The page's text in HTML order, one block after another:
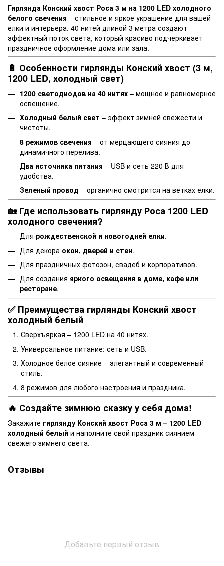
Гирлянда Конский хвост Роса 3 м на 1200 LED холодного
белого свечения – стильное и яркое украшение для вашей
елки и интерьера. 40 нитей длиной 3 метра создают
эффектный поток света, который красиво подчеркивает
праздничное оформление дома или зала.
🔋 Особенности гирлянды Конский хвост (3 м,
1200 LED, холодный свет)
1200 светодиодов на 40 нитях – мощное и равномерное
освещение.
Холодный белый свет – эффект зимней свежести и
чистоты.
8 режимов свечения – от мерцающего сияния до
динамичного перелива.
Два источника питания – USB и сеть 220 В для
удобства.
Зеленый провод – органично смотрится на ветках елки.
🏡 Где использовать гирлянду Роса 1200 LED
холодного свечения?
Для рождественской и новогодней елки.
Для декора окон, дверей и стен.
Для праздничных фотозон, свадеб и корпоративов.
Для создания яркого освещения в доме, кафе или
ресторане.
✅ Преимущества гирлянды Конский хвост
холодный белый
Сверхъяркая – 1200 LED на 40 нитях.
Универсальное питание: сеть и USB.
Холодное белое сияние – элегантный и современный
стиль.
8 режимов для любого настроения и праздника.
🔥 Создайте зимнюю сказку у себя дома!
Закажите гирлянду Конский хвост Роса 3 м – 1200 LED
холодный белый и наполните свой праздник сиянием
свежего зимнего света.
Отзывы
Добавьте первый отзыв